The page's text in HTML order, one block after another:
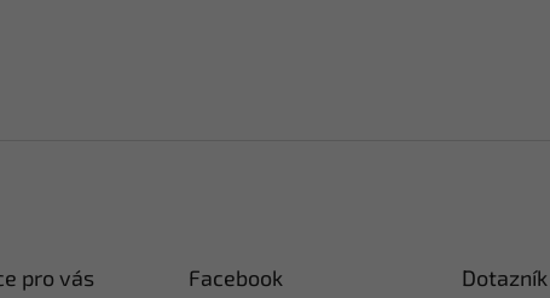
pro vás Facebook Dotazník